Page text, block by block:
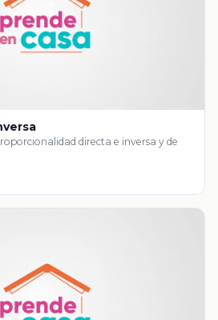
directa e inversa y de